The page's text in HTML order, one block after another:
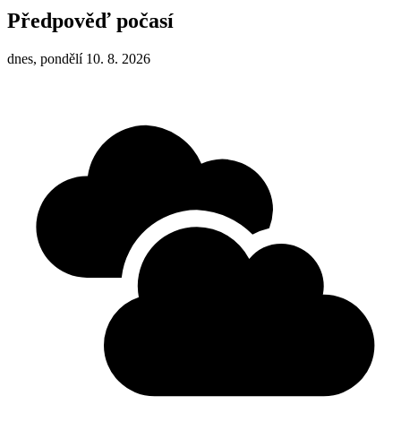
Předpověď počasí
dnes, pondělí 10. 8. 2026